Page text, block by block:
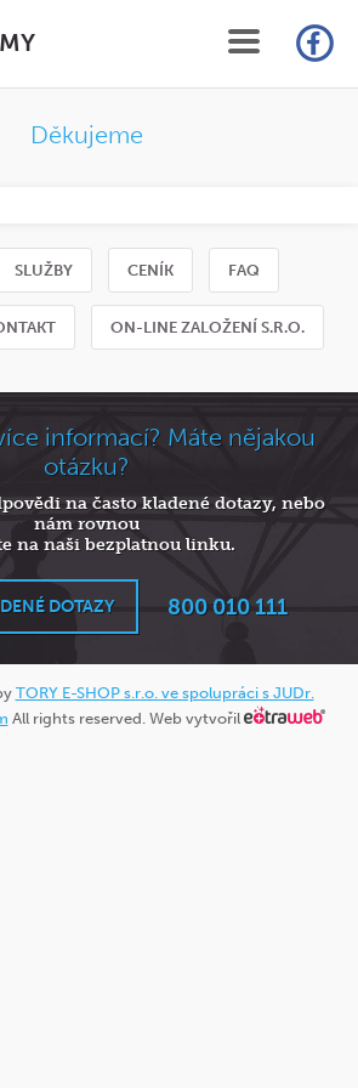
FAQ
ON-LINE ZALOŽENÍ S.R.O.
Děkujeme
SLUŽBY CENÍK FAQ
ON-LINE ZALOŽENÍ S.R.O.
informací? Máte nějakou
otázku?
na často kladené dotazy, nebo
nám rovnou
na naši bezplatnou linku.
DOTAZY 800 010 111
TORY E-SHOP s.r.o. ve spolupráci s JUDr.
All rights reserved. Web vytvořil